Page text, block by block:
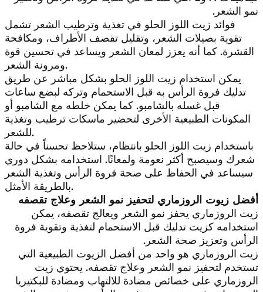
نمو الشعر.
فوائد زيت اللوز الحلو في تغذية وترطيب الشعر تشمل
تقوية بصيلات الشعر، وتقليل تقصف الأطراف، ومكافحة
القشرة. كما أنه يعزز لمعان الشعر ويساعد في تحسين قوة
ومرونة الشعر.
يمكن استخدام زيت اللوز الحلو بشكل مباشر عن طريق
تدليك فروة الرأس به قبل الاستحمام وتركه لبضع ساعات
قبل غسله بالشامبو. كما يمكن خلطه مع الشامبو أو
المكونات الطبيعية الأخرى لتحضير ماسكات ترطيب وتغذية
للشعر.
باستخدام زيت اللوز الحلو بانتظام، ستلاحظ تحسناً في حالة
شعرك وسيصبح أكثر نعومة ولمعانًا. استخدامه بشكل دوري
سيساعد في الحفاظ على صحة فروة الرأس وتغذية الشعر
بالطريقة الأمثل.
أفضل زيوت الروزماري لتحفيز نمو الشعر وعلاج تقصفه
زيت الروزماري يحفز نمو الشعر ويعالج تقصفه، يمكن
استخدامه كزيت تدليك قبل الاستحمام لتغذية وتقوية فروة
الرأس وتعزيز صحة الشعر.
زيت الروزماري هو واحد من أفضل الزيوت الطبيعية التي
تستخدم لتحفيز نمو الشعر وعلاج تقصفه. يحتوي زيت
الروزماري على خصائص مضادة للالتهاب ومضادة للبكتيريا